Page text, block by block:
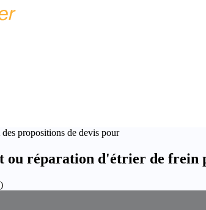
propositions de devis pour
ou réparation d'étrier de frein
)